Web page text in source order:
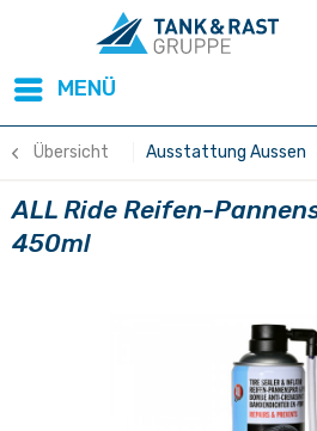
MENÜ
Übersicht Ausstattung Aussen
ALL Ride Reifen-
450ml